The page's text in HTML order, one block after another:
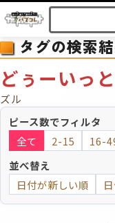
HOME
ヘルプ
フォローしている人の
ピース数 2～15
モザイク モザイクのみ
タグの検索
どぅーいっ
ズル
ピース数でフィルタ
全て
2-15 16-
並べ替え
日付が新しい順